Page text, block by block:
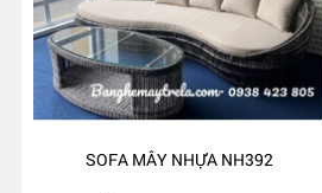
SOFA MÂY NHỰA NH392